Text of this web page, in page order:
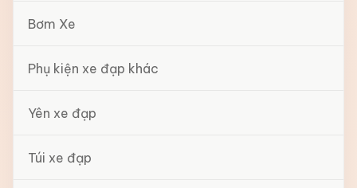
Bơm Xe
Phụ kiện xe đạp khác
Yên xe đạp
Túi xe đạp